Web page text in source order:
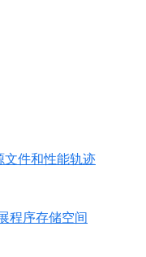
文件和性能轨迹
程序存储空间